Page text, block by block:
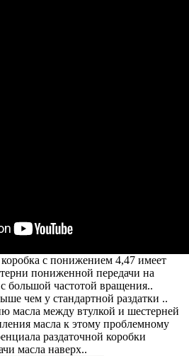
коробка с понижением 4,47 имеет
пониженной передачи на
большой частотой вращения..
чем у стандартной раздатки ..
масла между втулкой и шестерней
масла к этому проблемному
раздаточной коробки
масла наверх..